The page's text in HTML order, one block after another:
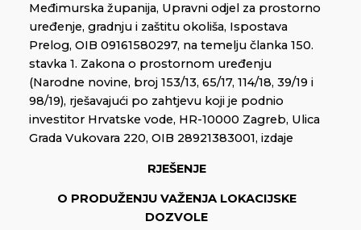
Međimurska županija, Upravni odjel za prostorno
uređenje, gradnju i zaštitu okoliša, Ispostava
Prelog, OIB 09161580297, na temelju članka 150.
stavka 1. Zakona o prostornom uređenju
(Narodne novine, broj 153/13, 65/17, 114/18, 39/19 i
98/19), rješavajući po zahtjevu koji je podnio
investitor Hrvatske vode, HR-10000 Zagreb, Ulica
Grada Vukovara 220, OIB 28921383001, izdaje
RJEŠENJE
O PRODUŽENJU VAŽENJA LOKACIJSKE
DOZVOLE